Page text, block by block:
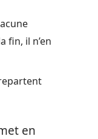
fin, il n’en
en